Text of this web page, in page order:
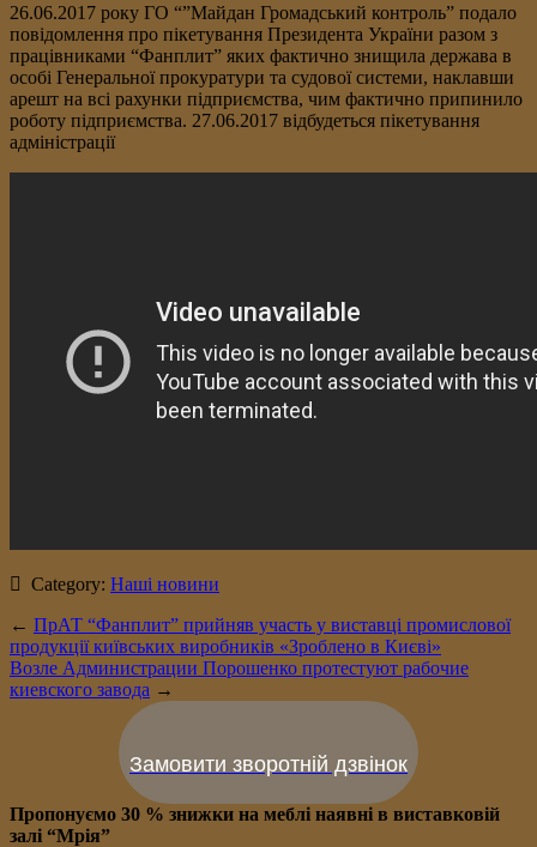
26.06.2017 року ГО “”Майдан Громадський контроль” подало
повідомлення про пікетування Президента України разом з
працівниками “Фанплит” яких фактично знищила держава в
особі Генеральної прокуратури та судової системи, наклавши
арешт на всі рахунки підприємства, чим фактично припинило
роботу підприємства. 27.06.2017 відбудеться пікетування
адміністрації
Category: Наші новини
← ПрАТ “Фанплит” прийняв участь у виставці промислової
продукції київських виробників «Зроблено в Києві»
Возле Администрации Порошенко протестуют рабочие
киевского завода →
Замовити зворотній дзвінок
Пропонуємо 30 % знижки на меблі наявні в виставковій
залі “Мрія”